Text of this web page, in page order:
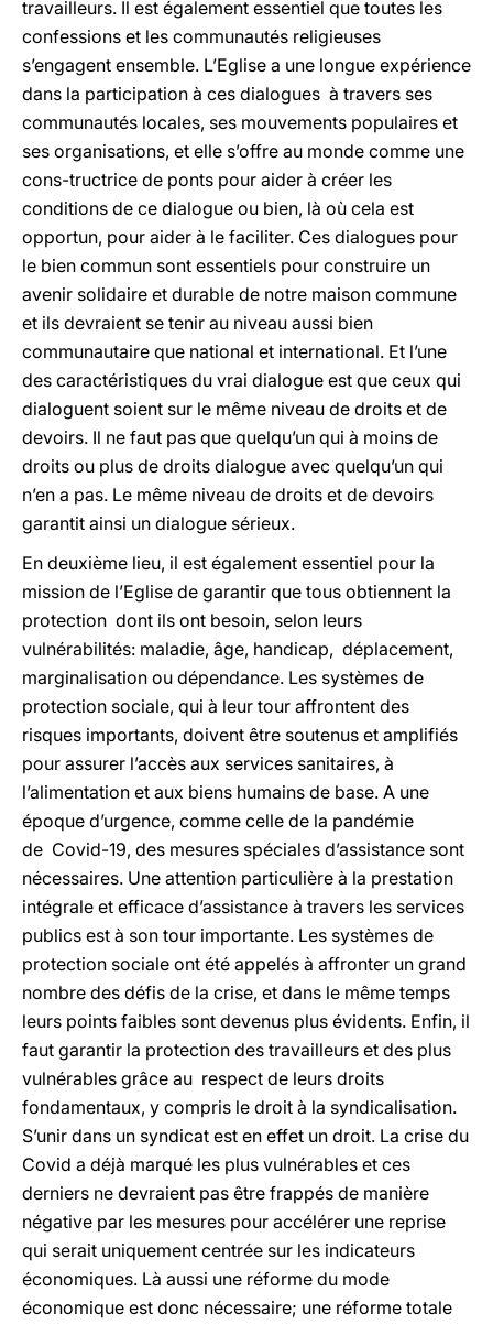
travailleurs. Il est également essentiel que toutes les
confessions et les communautés religieuses
s’engagent ensemble. L’Eglise a une longue expérience
dans la participation à ces dialogues à travers ses
communautés locales, ses mouvements populaires et
ses organisations, et elle s’offre au monde comme une
cons-tructrice de ponts pour aider à créer les
conditions de ce dialogue ou bien, là où cela est
opportun, pour aider à le faciliter. Ces dialogues pour
le bien commun sont essentiels pour construire un
avenir solidaire et durable de notre maison commune
et ils devraient se tenir au niveau aussi bien
communautaire que national et international. Et l’une
des caractéristiques du vrai dialogue est que ceux qui
dialoguent soient sur le même niveau de droits et de
devoirs. Il ne faut pas que quelqu’un qui à moins de
droits ou plus de droits dialogue avec quelqu’un qui
n’en a pas. Le même niveau de droits et de devoirs
garantit ainsi un dialogue sérieux.
En deuxième lieu, il est également essentiel pour la
mission de l’Eglise de garantir que tous obtiennent la
protection dont ils ont besoin, selon leurs
vulnérabilités: maladie, âge, handicap, déplacement,
marginalisation ou dépendance. Les systèmes de
protection sociale, qui à leur tour affrontent des
risques importants, doivent être soutenus et amplifiés
pour assurer l’accès aux services sanitaires, à
l’alimentation et aux biens humains de base. A une
époque d’urgence, comme celle de la pandémie
de Covid-19, des mesures spéciales d’assistance sont
nécessaires. Une attention particulière à la prestation
intégrale et efficace d’assistance à travers les services
publics est à son tour importante. Les systèmes de
protection sociale ont été appelés à affronter un grand
nombre des défis de la crise, et dans le même temps
leurs points faibles sont devenus plus évidents. Enfin, il
faut garantir la protection des travailleurs et des plus
vulnérables grâce au respect de leurs droits
fondamentaux, y compris le droit à la syndicalisation.
S’unir dans un syndicat est en effet un droit. La crise du
Covid a déjà marqué les plus vulnérables et ces
derniers ne devraient pas être frappés de manière
négative par les mesures pour accélérer une reprise
qui serait uniquement centrée sur les indicateurs
économiques. Là aussi une réforme du mode
économique est donc nécessaire; une réforme totale